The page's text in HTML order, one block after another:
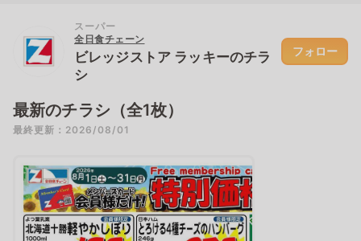
スーパー
全日食チェーン
ビレッジストア ラッキーのチラ
シ
フォロー
最新のチラシ（全1枚）
最終更新：2026/08/01